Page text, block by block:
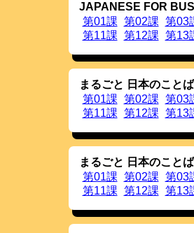
20121123
OJADでは動
それ以外の
しました。現
ら，登場する
20121109
アクセス履歴
TOP画面に
20121023
検索・表示条
表示する語を
語の表示順序
20121023
画面に表示
は，印刷用画
20121023
オプション
印刷用ペー
20121023
音声サンプ
の一括再生
再生は列上
これらのア
ダウンロー
JAPANESE FOR
第01課 第02課 第03
第11課 第12課 第13
まるごと 日本のこと
第01課 第02課 第03
第11課 第12課 第13
まるごと 日本のこと
第01課 第02課 第03
第11課 第12課 第13